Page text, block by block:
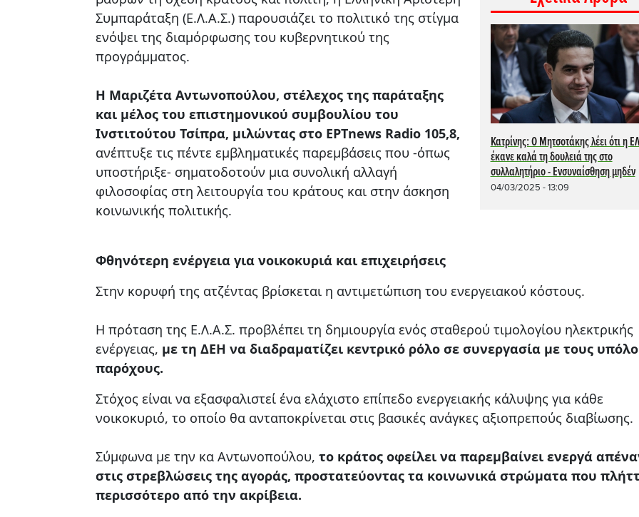
Κατρίνης: Ο Μητσοτάκης λέει ότι η
έκανε καλά τη δουλειά της στο
συλλαλητήριο - Ενσυναίσθηση μηδέν
04/03/2025 - 13:09
Συμπαράταξη (Ε.Λ.Α.Σ.) παρουσιάζει το πολιτικό της στίγμα
ενόψει της διαμόρφωσης του κυβερνητικού της
προγράμματος.
Η Μαριζέτα Αντωνοπούλου, στέλεχος της παράταξης
και μέλος του επιστημονικού συμβουλίου του
Ινστιτούτου Τσίπρα, μιλώντας στο ΕΡΤnews Radio 105,8,
ανέπτυξε τις πέντε εμβληματικές παρεμβάσεις που -όπως
υποστήριξε- σηματοδοτούν μια συνολική αλλαγή
φιλοσοφίας στη λειτουργία του κράτους και στην άσκηση
κοινωνικής πολιτικής.
Φθηνότερη ενέργεια για νοικοκυριά και επιχειρήσεις
Στην κορυφή της ατζέντας βρίσκεται η αντιμετώπιση του ενεργειακού κόστους.
Η πρόταση της Ε.Λ.Α.Σ. προβλέπει τη δημιουργία ενός σταθερού τιμολογίου ηλεκτρικής
ενέργειας, με τη ΔΕΗ να διαδραματίζει κεντρικό ρόλο σε συνεργασία με τους
παρόχους.
Στόχος είναι να εξασφαλιστεί ένα ελάχιστο επίπεδο ενεργειακής κάλυψης για κάθε
νοικοκυριό, το οποίο θα ανταποκρίνεται στις βασικές ανάγκες αξιοπρεπούς διαβίωσης.
Σύμφωνα με την κα Αντωνοπούλου, το κράτος οφείλει να παρεμβαίνει ενεργά
στις στρεβλώσεις της αγοράς, προστατεύοντας τα κοινωνικά στρώματα που
περισσότερο από την ακρίβεια.